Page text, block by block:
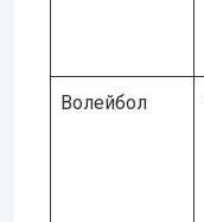
Волейбол